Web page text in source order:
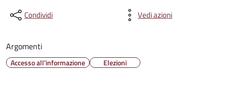
Condividi Vedi azioni
Argomenti
Accesso all'informazione Elezioni